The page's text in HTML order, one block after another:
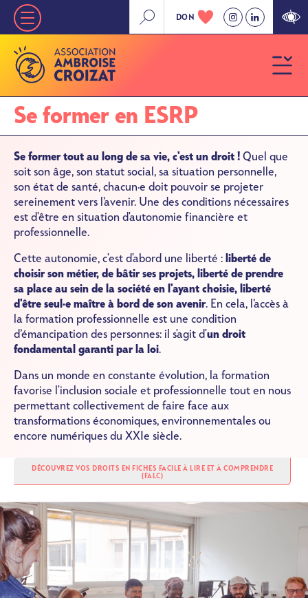
Aller
principal
Nav
principale
»
Niveau
1
DON
Se former en ESRP
Se former tout au long de sa vie, c'est un droit ! Quel que
soit son âge, son statut social, sa situation personnelle,
son état de santé, chacun·e doit pouvoir se projeter
sereinement vers l’avenir. Une des conditions nécessaires
est d'être en situation d'autonomie financière et
professionnelle.
Cette autonomie, c'est d'abord une liberté : liberté de
choisir son métier, de bâtir ses projets, liberté de prendre
sa place au sein de la société en l'ayant choisie, liberté
d'être seul·e maître à bord de son avenir. En cela, l’accès à
la formation professionnelle est une condition
d’émancipation des personnes: il s'agit d'un droit
fondamental garanti par la loi.
Dans un monde en constante évolution, la formation
favorise l'inclusion sociale et professionnelle tout en nous
permettant collectivement de faire face aux
transformations économiques, environnementales ou
encore numériques du XXIe siècle.
DÉCOUVREZ VOS DROITS EN FICHES FACILE À LIRE ET À COMPRENDRE
(FALC)
Image